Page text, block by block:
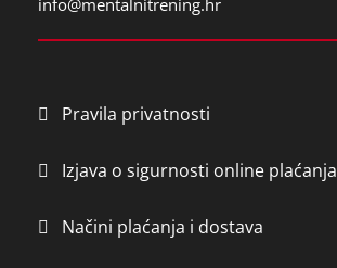
e
t
info@mentalnitrening.hr
Pravila privatnosti
Izjava o sigurnosti online plaćanja
Načini plaćanja i dostava